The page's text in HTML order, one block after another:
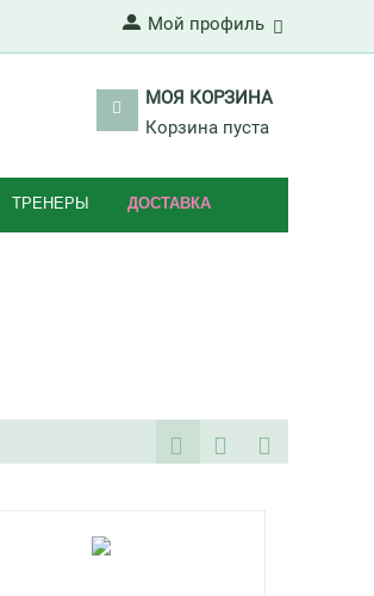
Мой профиль
МОЯ КОРЗИНА
Корзина пуста
ТРЕНЕРЫ ДОСТАВКА